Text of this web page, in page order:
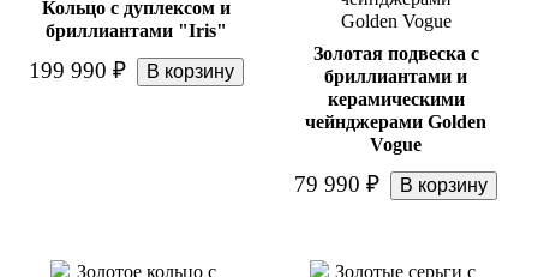
Кольцо с дуплексом и
бриллиантами "Iris"
199 990₽
Золотая подвеска с
бриллиантами и
керамическими
чейнджерами Golden
Vogue
79 990 ₽